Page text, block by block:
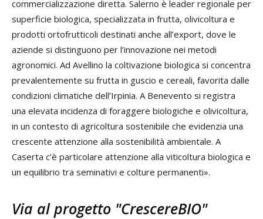
commercializzazione diretta. Salerno è leader regionale per
superficie biologica, specializzata in frutta, olivicoltura e
prodotti ortofrutticoli destinati anche all’export, dove le
aziende si distinguono per l’innovazione nei metodi
agronomici. Ad Avellino la coltivazione biologica si concentra
prevalentemente su frutta in guscio e cereali, favorita dalle
condizioni climatiche dell’Irpinia. A Benevento si registra
una elevata incidenza di foraggere biologiche e olivicoltura,
in un contesto di agricoltura sostenibile che evidenzia una
crescente attenzione alla sostenibilità ambientale. A
Caserta c’è particolare attenzione alla viticoltura biologica e
un equilibrio tra seminativi e colture permanenti».
Via al progetto "CrescereBIO"